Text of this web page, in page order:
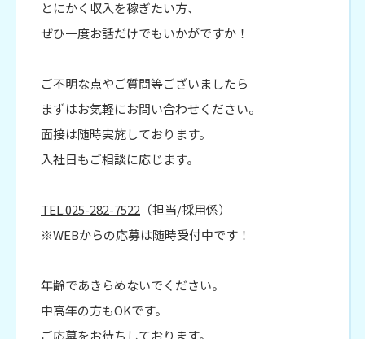
とにかく収入を稼ぎたい方、
ぜひ一度お話だけでもいかがですか！
ご不明な点やご質問等ございましたら
まずはお気軽にお問い合わせください。
面接は随時実施しております。
入社日もご相談に応じます。
TEL.025-282-7522 （担当/採用係）
※WEBからの応募は随時受付中です！
年齢であきらめないでください。
中高年の方もOKです。
ご応募をお待ちしております。